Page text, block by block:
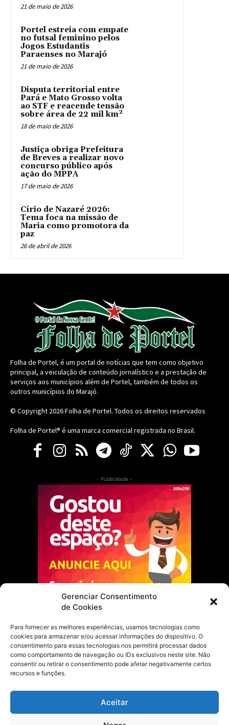
Gerenciar Consentimento
de Cookies
Para fornecer as melhores experiências, usamos tecnologias como
cookies para armazenar e/ou acessar informações do dispositivo. O
consentimento para essas tecnologias nos permitirá processar dados
como comportamento de navegação ou IDs exclusivos neste site. Não
consentir ou retirar o consentimento pode afetar negativamente certos
recursos e funções.
Aceitar
21 de maio de 2026
Portel estreia com empate
no futsal feminino pelos
Jogos Estudantis
Paraenses no Marajó
21 de maio de 2026
Disputa territorial entre
Pará e Mato Grosso volta
ao STF e reacende tensão
sobre área de 22 mil km²
18 de maio de 2026
Justiça obriga Prefeitura
de Breves a realizar novo
concurso público após
ação do MPPA
17 de maio de 2026
Círio de Nazaré 2026:
Tema foca na missão de
Maria como promotora da
paz
26 de abril de 2026
Folha de Portel, é um portal de notícias que tem como objetivo
principal, a veiculação de conteúdo jornalístico e a prestação de
serviços aos municípios além de Portel, também de todos os
outros municípios do Marajó.
© Copyright 2026Folha de Portel. Todos os direitos reservados
Folha de Portel® é uma marca comercial registrada no Brasil.
- Publicidade -
Escolha do Editor
Justiça Itinerante garante regularização
fundiária e casamento comunitário para
famílias em Portel
21 de maio de 2026